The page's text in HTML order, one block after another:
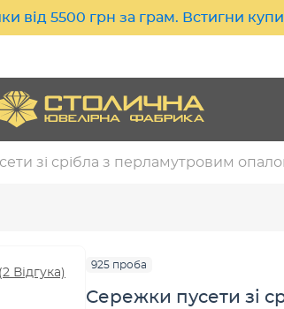
від 5500 грн за грам. Встигни
зі срібла з перламутровим
Відгука)
925 проба
Сережки пусети зі